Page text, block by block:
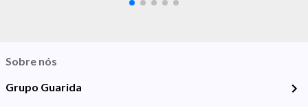
Sobre nós
Grupo Guarida